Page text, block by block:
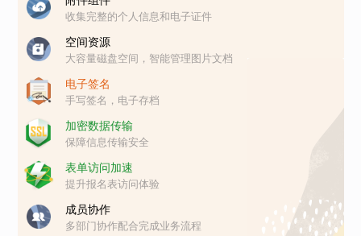
收集完整的个人信息和电子证件
空间资源
大容量磁盘空间，智能管理图片文档
电子签名
手写签名，电子存档
加密数据传输
保障信息传输安全
表单访问加速
提升报名表访问体验
成员协作
多部门协作配合完成业务流程